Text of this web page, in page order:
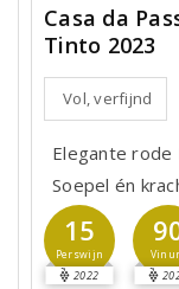
Casa da
Tinto 2023
Vol, verfijnd
Elegante rode
Soepel én
15
Perswijn
2022